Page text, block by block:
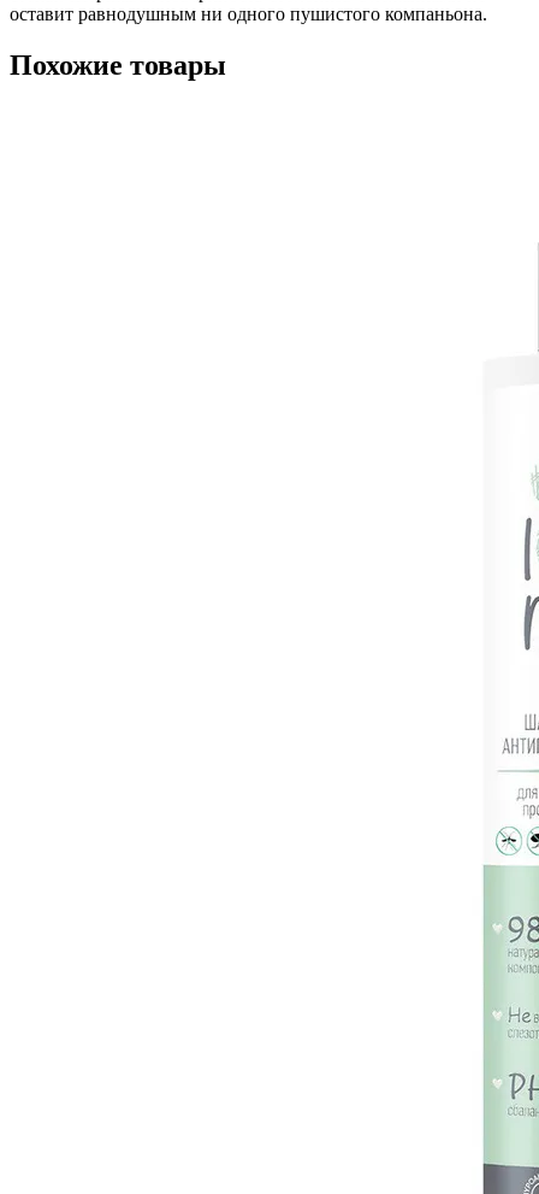
оставит равнодушным ни одного пушистого компаньона.
Похожие товары